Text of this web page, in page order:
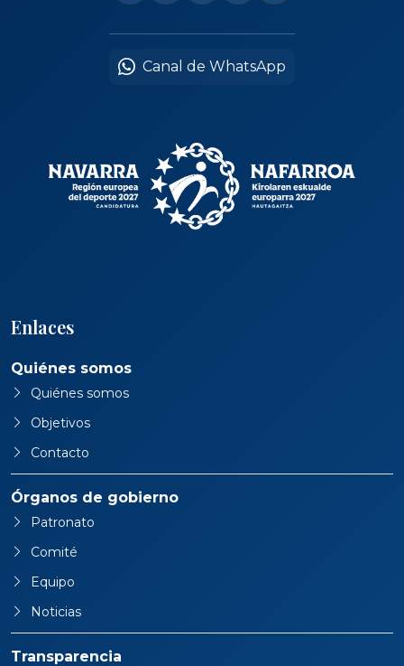
Canal de WhatsApp
Enlaces
Quiénes somos
Quiénes somos
Objetivos
Contacto
Órganos de gobierno
Patronato
Comité
Equipo
Noticias
Transparencia